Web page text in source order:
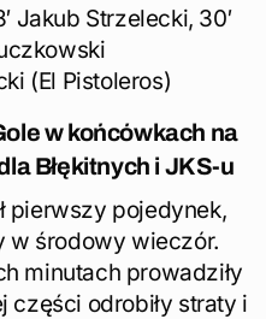
Jakub Strzelecki, 30′
(El Pistoleros)
w końcówkach na
Błękitnych i JKS-u
pierwszy pojedynek,
w środowy wieczór.
minutach prowadziły
części odrobiły straty i